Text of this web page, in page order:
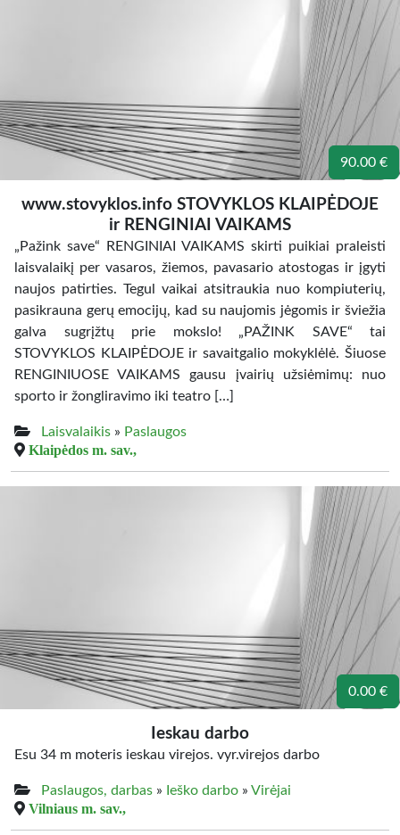
90.00 €
www.stovyklos.info STOVYKLOS KLAIPĖDOJE
ir RENGINIAI VAIKAMS
„Pažink save“ RENGINIAI VAIKAMS skirti puikiai praleisti
laisvalaikį per vasaros, žiemos, pavasario atostogas ir įgyti
naujos patirties. Tegul vaikai atsitraukia nuo kompiuterių,
pasikrauna gerų emocijų, kad su naujomis jėgomis ir šviežia
galva sugrįžtų prie mokslo! „PAŽINK SAVE“ tai
STOVYKLOS KLAIPĖDOJE ir savaitgalio mokyklėlė. Šiuose
RENGINIUOSE VAIKAMS gausu įvairių užsiėmimų: nuo
sporto ir žongliravimo iki teatro […]
Laisvalaikis » Paslaugos
Klaipėdos m. sav.,
0.00 €
Ieskau darbo
Esu 34 m moteris ieskau virejos. vyr.virejos darbo
Paslaugos, darbas » Ieško darbo » Virėjai
Vilniaus m. sav.,